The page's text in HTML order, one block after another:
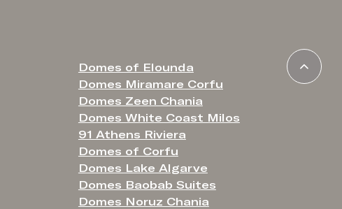
Domes of Elounda
Domes Miramare Corfu
Domes Zeen Chania
Domes White Coast Milos
91 Athens Riviera
Domes of Corfu
Domes Lake Algarve
Domes Baobab Suites
Domes Noruz Chania